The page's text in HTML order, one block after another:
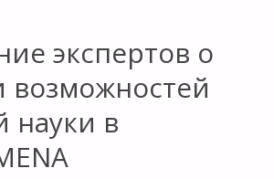
экспертов о
возможностей
науки в